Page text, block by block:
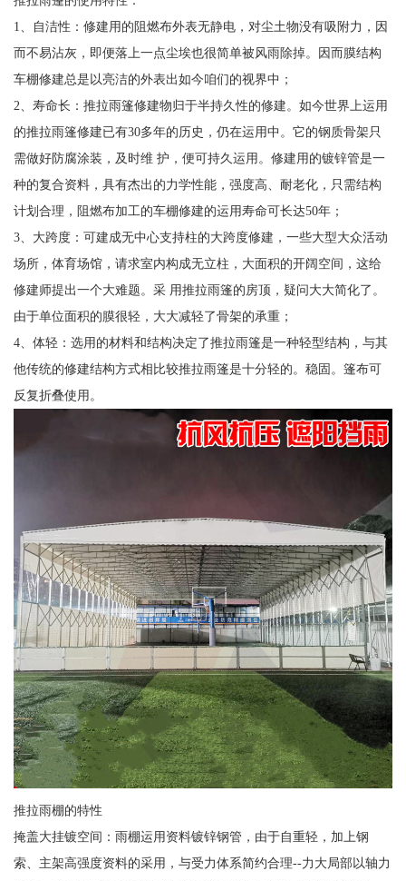
1、自洁性：修建用的阻燃布外表无静电，对尘土物没有吸附力，因
而不易沾灰，即便落上一点尘埃也很简单被风雨除掉。因而膜结构
车棚修建总是以亮洁的外表出如今咱们的视界中；
2、寿命长：推拉雨篷修建物归于半持久性的修建。如今世界上运用
的推拉雨篷修建已有30多年的历史，仍在运用中。它的钢质骨架只
需做好防腐涂装，及时维 护，便可持久运用。修建用的镀锌管是一
种的复合资料，具有杰出的力学性能，强度高、耐老化，只需结构
计划合理，阻燃布加工的车棚修建的运用寿命可长达50年；
3、大跨度：可建成无中心支持柱的大跨度修建，一些大型大众活动
场所，体育场馆，请求室内构成无立柱，大面积的开阔空间，这给
修建师提出一个大难题。采 用推拉雨篷的房顶，疑问大大简化了。
由于单位面积的膜很轻，大大减轻了骨架的承重；
4、体轻：选用的材料和结构决定了推拉雨篷是一种轻型结构，与其
他传统的修建结构方式相比较推拉雨篷是十分轻的。稳固。篷布可
反复折叠使用。
推拉雨棚的特性
掩盖大挂镀空间：雨棚运用资料镀锌钢管，由于自重轻，加上钢
索、主架高强度资料的采用，与受力体系简约合理--力大局部以轴力